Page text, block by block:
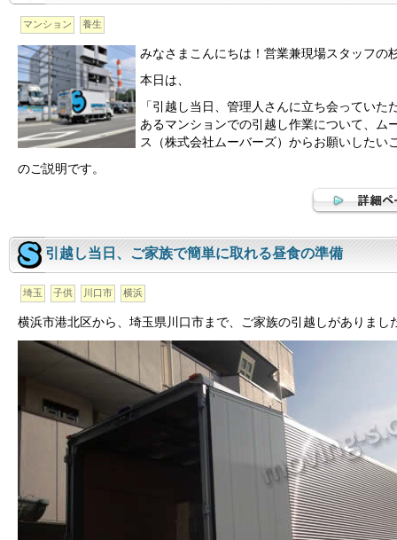
マンション 養生
みなさまこんにちは！営業兼現場スタッフの
本日は、
「引越し当日、管理人さんに立ち会っていた
あるマンションでの引越し作業について、ム
ス（株式会社ムーバーズ）からお願いしたい
のご説明です。
引越し当日、ご家族で簡単に取れる昼食の準備
埼玉 子供 川口市 横浜
横浜市港北区から、埼玉県川口市まで、ご家族の引越しがありまし